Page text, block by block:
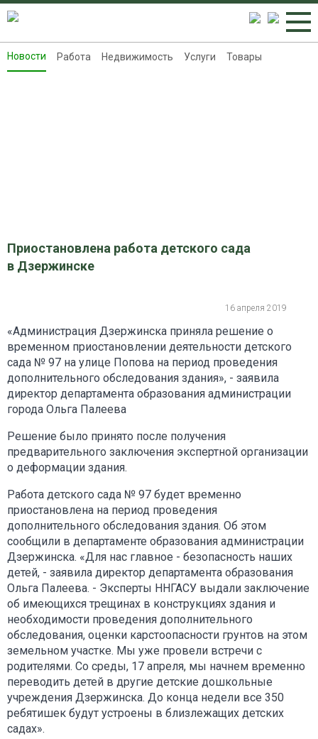
Новости
Новости Работа Недвижимость Услуги Товары
Приостановлена работа детского сада
в Дзержинске
16 апреля 2019
«Администрация Дзержинска приняла решение о
временном приостановлении деятельности детского
сада № 97 на улице Попова на период проведения
дополнительного обследования здания», - заявила
директор департамента образования администрации
города Ольга Палеева
Решение было принято после получения
предварительного заключения экспертной организации
о деформации здания.
Работа детского сада № 97 будет временно
приостановлена на период проведения
дополнительного обследования здания. Об этом
сообщили в департаменте образования администрации
Дзержинска. «Для нас главное - безопасность наших
детей, - заявила директор департамента образования
Ольга Палеева. - Эксперты ННГАСУ выдали заключение
об имеющихся трещинах в конструкциях здания и
необходимости проведения дополнительного
обследования, оценки карстоопасности грунтов на этом
земельном участке. Мы уже провели встречи с
родителями. Со среды, 17 апреля, мы начнем временно
переводить детей в другие детские дошкольные
учреждения Дзержинска. До конца недели все 350
ребятишек будут устроены в близлежащих детских
садах».